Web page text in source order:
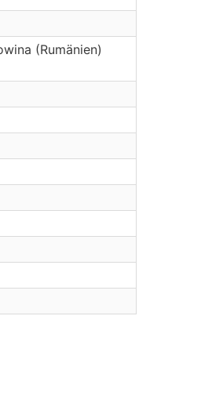
(Rumänien)